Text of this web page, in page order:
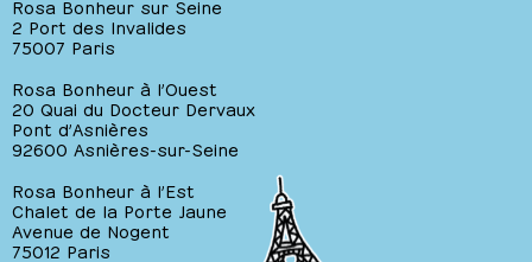
Rosa Bonheur sur Seine
2 Port des Invalides
75007 Paris
Rosa Bonheur à l’Ouest
20 Quai du Docteur Dervaux
Pont d’Asnières
92600 Asnières-sur-Seine
Rosa Bonheur à l’Est
Chalet de la Porte Jaune
Avenue de Nogent
75012 Paris